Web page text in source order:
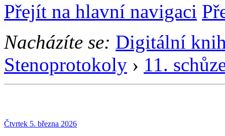
Přejít na hlavní navigaci
Nacházíte se: Digitální
Stenoprotokoly › 11.
Čtvrtek 5. března 2026